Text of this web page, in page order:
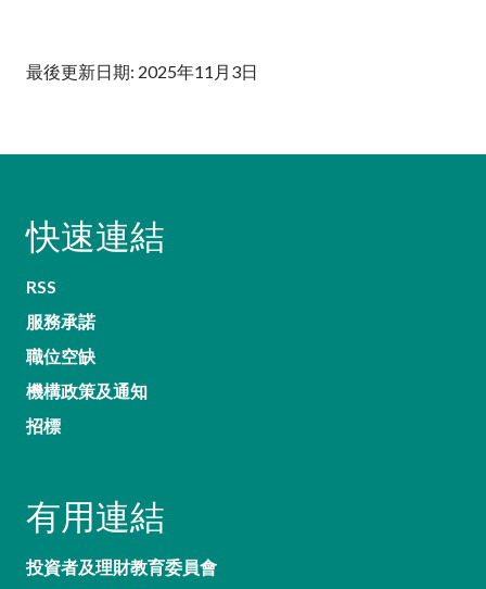
最後更新日期: 2025年11月3日
快速連結
RSS
服務承諾
職位空缺
機構政策及通知
招標
有用連結
投資者及理財教育委員會